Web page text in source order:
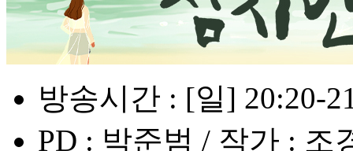
방송시간 : [일] 20:20-
PD : 박준범 / 작가 : 조